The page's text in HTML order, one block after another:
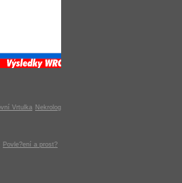
Vrtulka Nekrolog
Povle?ení a prost?